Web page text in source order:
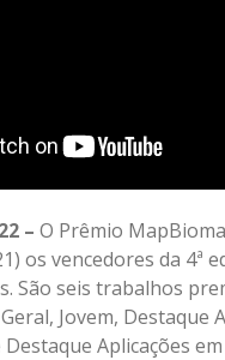
– O Prêmio
os vencedores da 4ª
São seis trabalhos
Jovem, Destaque
Aplicações